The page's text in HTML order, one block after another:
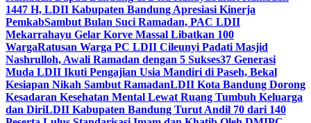
1447 H, LDII Kabupaten Bandung Apresiasi Kinerja
PemkabSambut Bulan Suci Ramadan, PAC LDII
Mekarrahayu Gelar Korve Massal Libatkan 100
WargaRatusan Warga PC LDII Cileunyi Padati Masjid
Nashrulloh, Awali Ramadan dengan 5 Sukses37 Generasi
Muda LDII Ikuti Pengajian Usia Mandiri di Paseh, Bekal
Kesiapan Nikah Sambut RamadanLDII Kota Bandung Dorong
Kesadaran Kesehatan Mental Lewat Ruang Tumbuh Keluarga
dan DiriLDII Kabupaten Bandung Turut Andil 70 dari 140